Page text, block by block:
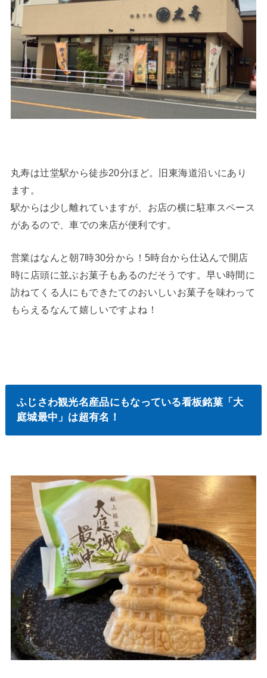
丸寿は辻堂駅から徒歩20分ほど。旧東海道沿いにあり
ます。
駅からは少し離れていますが、お店の横に駐車スペース
があるので、車での来店が便利です。
営業はなんと朝7時30分から！5時台から仕込んで開店
時に店頭に並ぶお菓子もあるのだそうです。早い時間に
訪ねてくる人にもできたてのおいしいお菓子を味わって
もらえるなんて嬉しいですよね！
ふじさわ観光名産品にもなっている看板銘菓「大
庭城最中」は超有名！